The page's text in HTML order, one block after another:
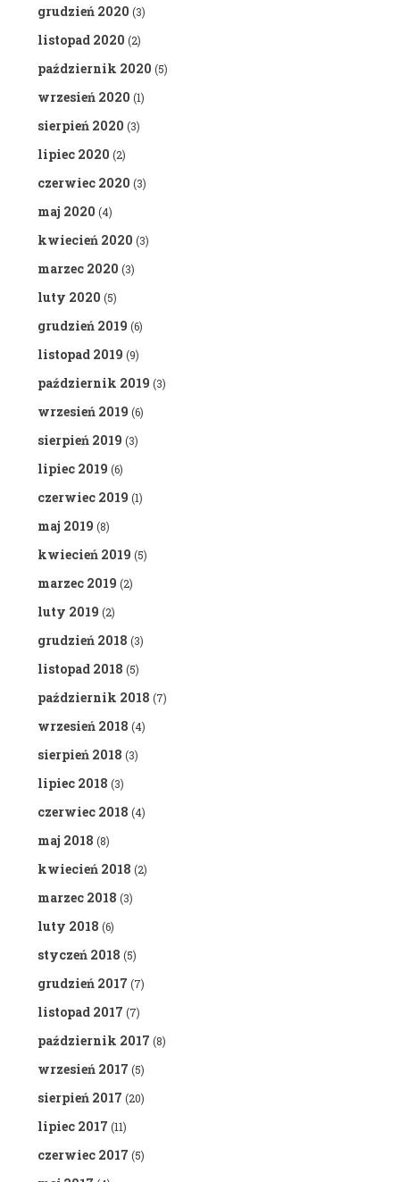
grudzień 2020 (3)
listopad 2020 (2)
październik 2020 (5)
wrzesień 2020 (1)
sierpień 2020 (3)
lipiec 2020 (2)
czerwiec 2020 (3)
maj 2020 (4)
kwiecień 2020 (3)
marzec 2020 (3)
luty 2020 (5)
grudzień 2019 (6)
listopad 2019 (9)
październik 2019 (3)
wrzesień 2019 (6)
sierpień 2019 (3)
lipiec 2019 (6)
czerwiec 2019 (1)
maj 2019 (8)
kwiecień 2019 (5)
marzec 2019 (2)
luty 2019 (2)
grudzień 2018 (3)
listopad 2018 (5)
październik 2018 (7)
wrzesień 2018 (4)
sierpień 2018 (3)
lipiec 2018 (3)
czerwiec 2018 (4)
maj 2018 (8)
kwiecień 2018 (2)
marzec 2018 (3)
luty 2018 (6)
styczeń 2018 (5)
grudzień 2017 (7)
listopad 2017 (7)
październik 2017 (8)
wrzesień 2017 (5)
sierpień 2017 (20)
lipiec 2017 (11)
czerwiec 2017 (5)